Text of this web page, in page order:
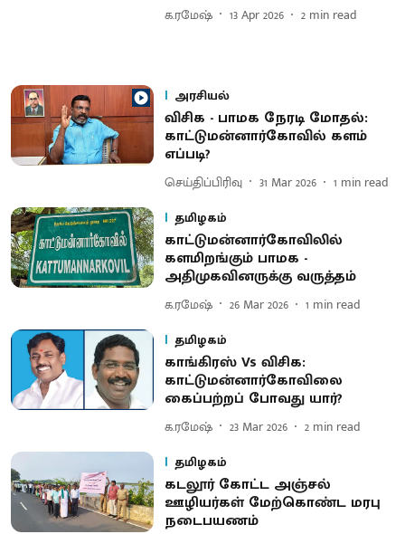
க.ரமேஷ் 13 Apr 2026 2 min read
அரசியல்
விசிக - பாமக நேரடி மோதல்:
காட்டுமன்னார்கோவில் களம்
எப்படி?
செய்திப்பிரிவு 31 Mar 2026 1 min read
தமிழகம்
காட்டுமன்னார்கோவிலில்
களமிறங்கும் பாமக -
அதிமுகவினருக்கு வருத்தம்
க.ரமேஷ் 26 Mar 2026 1 min read
தமிழகம்
காங்கிரஸ் Vs விசிக:
காட்டுமன்னார்கோவிலை
கைப்பற்றப் போவது யார்?
க.ரமேஷ் 23 Mar 2026 2 min read
தமிழகம்
கடலூர் கோட்ட அஞ்சல்
ஊழியர்கள் மேற்கொண்ட மரபு
நடைபயணம்